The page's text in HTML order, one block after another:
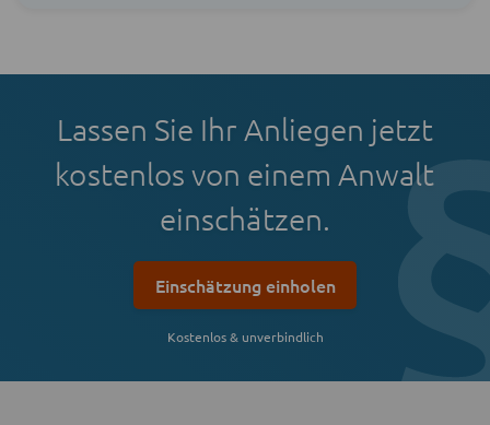
Lassen Sie Ihr Anliegen jetzt
kostenlos von einem Anwalt
einschätzen.
Einschätzung einholen
Kostenlos & unverbindlich